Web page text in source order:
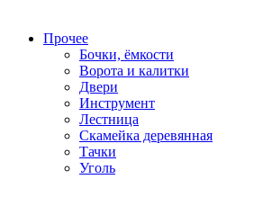
Прочее
Бочки, ёмкости
Ворота и калитки
Двери
Инструмент
Лестница
Скамейка деревянная
Тачки
Уголь